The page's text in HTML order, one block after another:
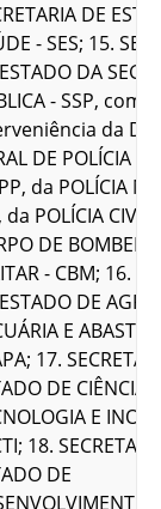
DE
- SES; 15.
DA
- SSP, com a
da
DE POLÍCIA
da POLÍCIA
da POLÍCIA CIVIL
DE
- CBM; 16.
DE
E
17.
DE CIÊNCIA,
E
18.
DE